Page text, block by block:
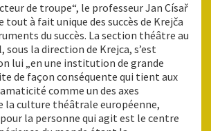
de troupe“, le professeur Jan Císař
tout à fait unique des succès de Krejča
du succès. La section théâtre au
la direction de Krejca, s’est
lui „en une institution de grande
de façon conséquente qui tient aux
comme un des axes
la culture théâtrale européenne,
la personne qui agit est le centre